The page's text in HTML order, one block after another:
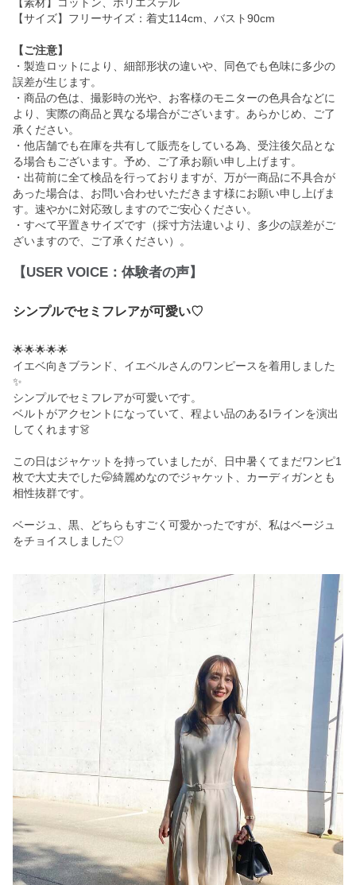
【サイズ】フリーサイズ：着丈114cm、バスト90cm
【ご注意】
・製造ロットにより、細部形状の違いや、同色でも色味に多少の
誤差が生じます。
・商品の色は、撮影時の光や、お客様のモニターの色具合などに
より、実際の商品と異なる場合がございます。あらかじめ、ご了
承ください。
・他店舗でも在庫を共有して販売をしている為、受注後欠品とな
る場合もございます。予め、ご了承お願い申し上げます。
・出荷前に全て検品を行っておりますが、万が一商品に不具合が
あった場合は、お問い合わせいただきます様にお願い申し上げま
す。速やかに対応致しますのでご安心ください。
・すべて平置きサイズです（採寸方法違いより、多少の誤差がご
ざいますので、ご了承ください）。
【USER VOICE：体験者の声】
シンプルでセミフレアが可愛い♡
🌟🌟🌟🌟🌟
イエベ向きブランド、イエベルさんのワンピースを着用しました
✨
シンプルでセミフレアが可愛いです。
ベルトがアクセントになっていて、程よい品のあるIラインを演出
してくれます👗
この日はジャケットを持っていましたが、日中暑くてまだワンピ1
枚で大丈夫でした🤭綺麗めなのでジャケット、カーディガンとも
相性抜群です。
ベージュ、黒、どちらもすごく可愛かったですが、私はベージュ
をチョイスしました♡